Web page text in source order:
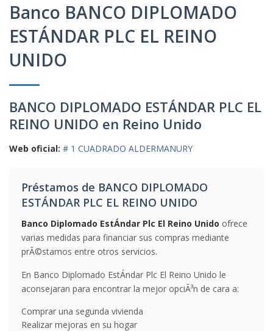
Banco BANCO DIPLOMADO
ESTÁNDAR PLC EL REINO
UNIDO
BANCO DIPLOMADO ESTÁNDAR PLC EL
REINO UNIDO en Reino Unido
Web oficial: # 1 CUADRADO ALDERMANURY
Préstamos de BANCO DIPLOMADO
ESTÁNDAR PLC EL REINO UNIDO
Banco Diplomado EstÁndar Plc El Reino Unido ofrece
varias medidas para financiar sus compras mediante
prÃ©stamos entre otros servicios.
En Banco Diplomado EstÁndar Plc El Reino Unido le
aconsejaran para encontrar la mejor opciÃ³n de cara a:
Comprar una segunda vivienda
Realizar mejoras en su hogar